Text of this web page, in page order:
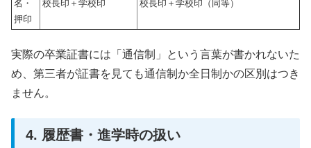
名・
押印
校長印＋学校印 校長印＋学校印（同等）
実際の卒業証書には「通信制」という言葉が書かれないた
め、第三者が証書を見ても通信制か全日制かの区別はつき
ません。
4. 履歴書・進学時の扱い